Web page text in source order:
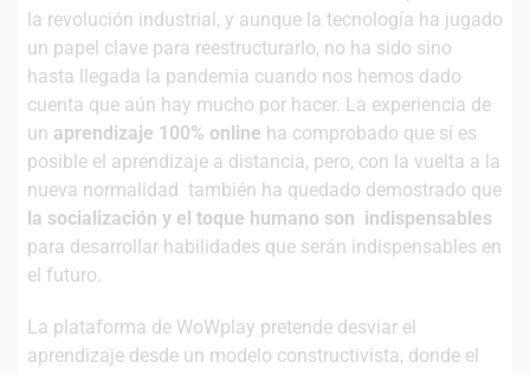
la revolución industrial, y aunque la tecnología ha jugado
un papel clave para reestructurarlo, no ha sido sino
hasta llegada la pandemia cuando nos hemos dado
cuenta que aún hay mucho por hacer. La experiencia de
un aprendizaje 100% online ha comprobado que sí es
posible el aprendizaje a distancia, pero, con la vuelta a la
nueva normalidad también ha quedado demostrado que
la socialización y el toque humano son indispensables
para desarrollar habilidades que serán indispensables en
el futuro.
La plataforma de WoWplay pretende desviar el
aprendizaje desde un modelo constructivista, donde el